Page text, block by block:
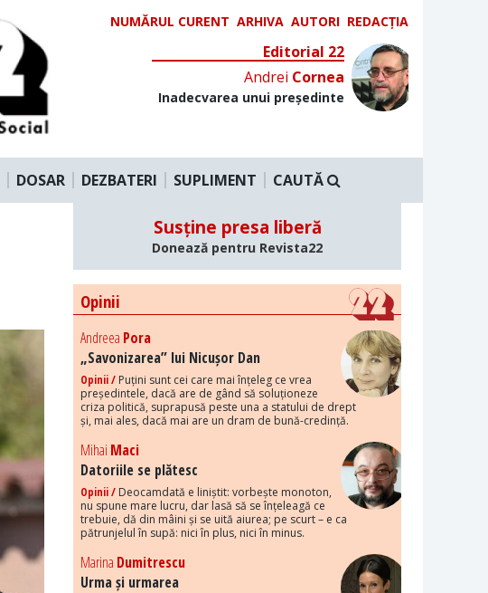
NUMĂRUL CURENT ARHIVA AUTORI REDACȚIA
Editorial 22
Andrei Cornea
Inadecvarea unui președinte
DOSAR DEZBATERI SUPLIMENT CAUTĂ
Susține presa liberă
Donează pentru Revista22
Opinii
Andreea Pora
„Savonizarea” lui Nicușor Dan
Opinii / Puțini sunt cei care mai înțeleg ce vrea
președintele, dacă are de gând să soluționeze
criza politică, suprapusă peste una a statului de drept
și, mai ales, dacă mai are un dram de bună-credință.
Mihai Maci
Datoriile se plătesc
Opinii / Deocamdată e liniștit: vorbește monoton,
nu spune mare lucru, dar lasă să se înțeleagă ce
trebuie, dă din mâini și se uită aiurea; pe scurt – e ca
pătrunjelul în supă: nici în plus, nici în minus.
Marina Dumitrescu
Urma și urmarea